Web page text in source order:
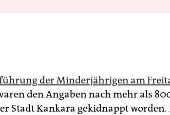
der Minderjährigen am
den Angaben nach mehr als
Stadt Kankara gekidnappt